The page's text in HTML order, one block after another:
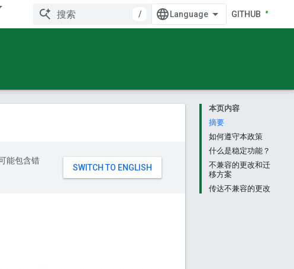
/ GITHUB
本页内容
摘要
如何遵守本政策
什么是稳定功能？
不兼容的更改和迁
移方案
传达不兼容的更改
能包含错